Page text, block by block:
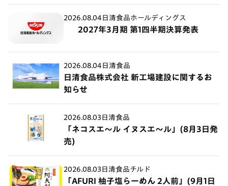
2026.08.04 日清食品ホールディングス
2027年3月期 第1四半期決算発表
2026.08.04 日清食品
日清食品株式会社 新工場建設に関するお
知らせ
2026.08.03 日清食品
「ネコスエ～ル イヌスエ～ル」(8月3日発
売)
2026.08.03 日清食品チルド
「AFURI 柚子塩らーめん 2人前」(9月1日